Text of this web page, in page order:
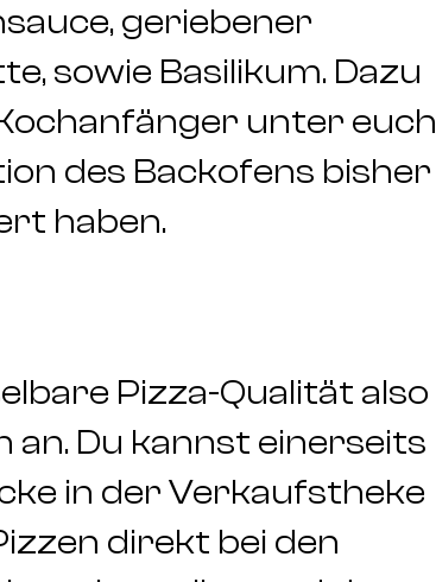
geriebener
sowie Basilikum. Dazu
unter euch
des Backofens bisher
haben.
Pizza-Qualität also
an. Du kannst einerseits
in der Verkaufstheke
direkt bei den